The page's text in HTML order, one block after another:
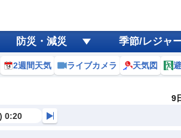
防災・減災 季節/レジャ
2週間天気 ライブカメラ 天気図
9
0:20